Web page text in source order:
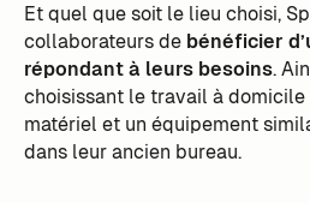
Et quel que soit le lieu choisi,
collaborateurs de bénéficier
répondant à leurs besoins.
choisissant le travail à
matériel et un équipement
dans leur ancien bureau.